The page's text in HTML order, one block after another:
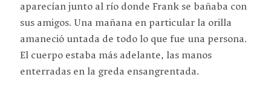
aparecían junto al río donde Frank se bañaba con
sus amigos. Una mañana en particular la orilla
amaneció untada de todo lo que fue una persona.
El cuerpo estaba más adelante, las manos
enterradas en la greda ensangrentada.